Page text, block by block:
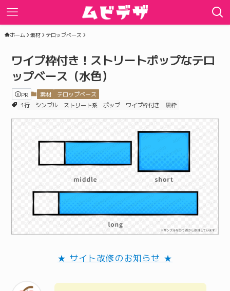
ホーム 素材 テロップベース
ワイプ枠付き！ストリートポップなテロ
ップベース（水色）
PR 素材
テロップベース
1行
シンプル ストリート系 ポップ ワイプ枠付き 黒枠
★ サイト改修のお知らせ ★